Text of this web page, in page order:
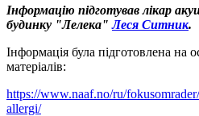
Інформацію підготував лікар
будинку "Лелека"Леся Ситник.
Інформація була підготовлена на
матеріалів:
https://www.naaf.no/ru/
allergi/